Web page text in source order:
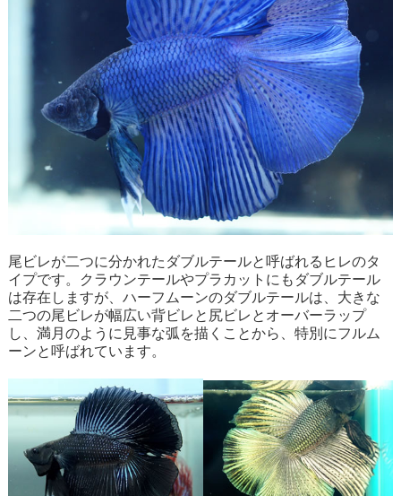
尾ビレが二つに分かれたダブルテールと呼ばれるヒレのタ
イプです。クラウンテールやプラカットにもダブルテール
は存在しますが、ハーフムーンのダブルテールは、大きな
二つの尾ビレが幅広い背ビレと尻ビレとオーバーラップ
し、満月のように見事な弧を描くことから、特別にフルム
ーンと呼ばれています。